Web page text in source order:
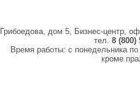
дом 5, Бизнес-центр,
тел. 8 (800)
Время работы: c понедельника по
кроме